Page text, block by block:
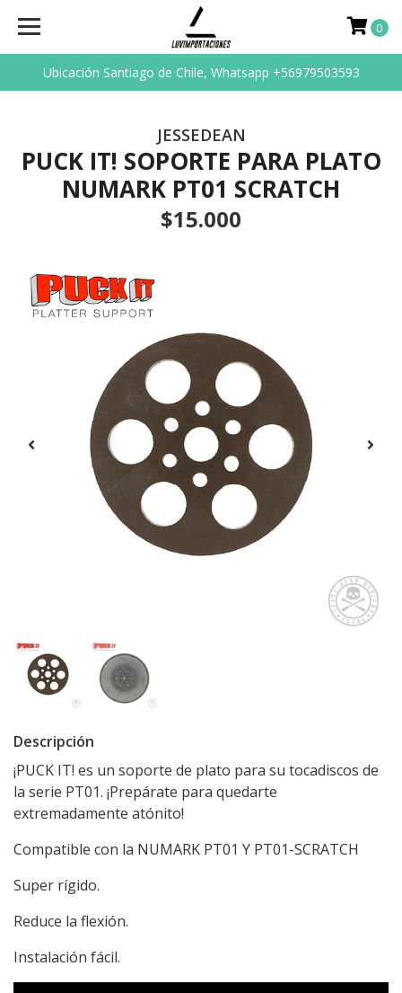
Ubicación Santiago de Chile, Whatsapp +56979503593
0
JESSEDEAN
PUCK IT! SOPORTE PARA PLATO
NUMARK PT01 SCRATCH
$15.000
Descripción
¡PUCK IT! es un soporte de plato para su tocadiscos de
la serie PT01. ¡Prepárate para quedarte
extremadamente atónito!
Compatible con la NUMARK PT01 Y PT01-SCRATCH
Super rígido.
Reduce la flexión.
Instalación fácil.